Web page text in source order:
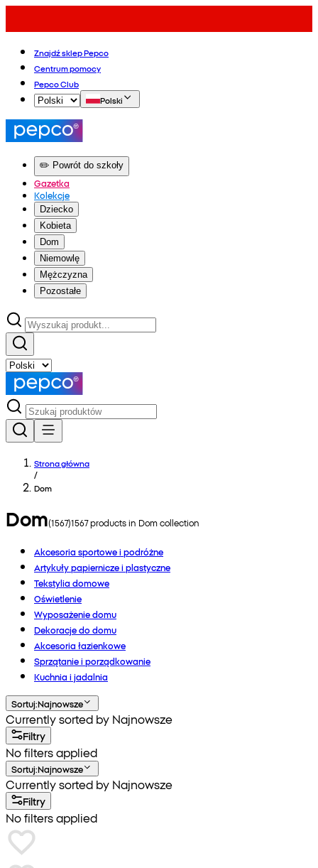
Znajdź sklep Pepco
Centrum pomocy
Pepco Club
Polski
✏️ Powrót do szkoły
Gazetka
Kolekcje
Dziecko
Kobieta
Dom
Niemowlę
Mężczyzna
Pozostałe
Strona główna
/
Dom
Dom(1567)1567products in Domcollection
Akcesoria sportowe i podróżne
Artykuły papiernicze i plastyczne
Tekstylia domowe
Oświetlenie
Wyposażenie domu
Dekoracje do domu
Akcesoria łazienkowe
Sprzątanie i porządkowanie
Kuchnia i jadalnia
Sortuj:Najnowsze
Currently sorted by Najnowsze
Filtry
No filters applied
Sortuj:Najnowsze
Currently sorted by Najnowsze
Filtry
No filters applied